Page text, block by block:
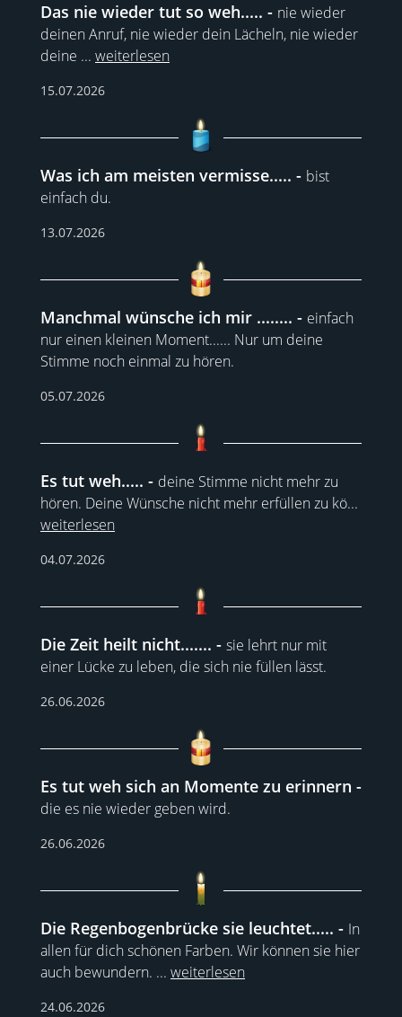
Das nie wieder tut so weh.....
nie wieder
deinen Anruf, nie wieder dein Lächeln, nie wieder
deine ... weiterlesen
15.07.2026
Was ich am meisten vermisse.....
bist
einfach du.
13.07.2026
Manchmal wünsche ich mir ........
einfach
nur einen kleinen Moment...... Nur um deine
Stimme noch einmal zu hören.
05.07.2026
Es tut weh.....
deine Stimme nicht mehr zu
hören. Deine Wünsche nicht mehr erfüllen zu kö...
weiterlesen
04.07.2026
Die Zeit heilt nicht.......
sie lehrt nur mit
einer Lücke zu leben, die sich nie füllen lässt.
26.06.2026
Es tut weh sich an Momente zu erinnern
die es nie wieder geben wird.
26.06.2026
Die Regenbogenbrücke sie leuchtet.....
In
allen für dich schönen Farben. Wir können sie hier
auch bewundern. ... weiterlesen
24.06.2026